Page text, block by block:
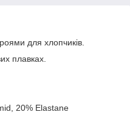
для хлопчиків.
плавках.
20% Elastane